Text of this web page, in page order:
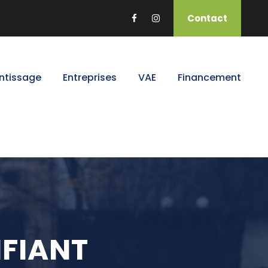
Contact
Entreprises VAE Financement